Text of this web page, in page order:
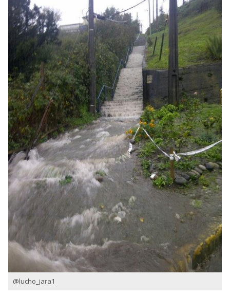
@lucho_jara1